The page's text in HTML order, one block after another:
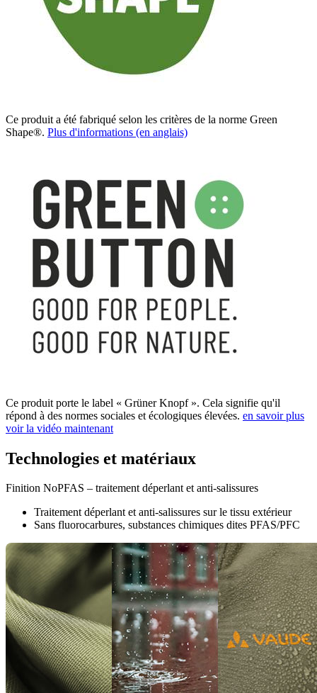
Ce produit a été fabriqué selon les critères de la norme Green
Shape®. Plus d'informations (en anglais)
Ce produit porte le label « Grüner Knopf ». Cela signifie qu'il
répond à des normes sociales et écologiques élevées. en savoir plus
voir la vidéo maintenant
Technologies et matériaux
Finition NoPFAS – traitement déperlant et anti-salissures
Traitement déperlant et anti-salissures sur le tissu extérieur
Sans fluorocarbures, substances chimiques dites PFAS/PFC